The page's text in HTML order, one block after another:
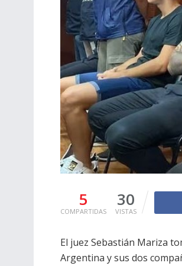
5
COMPARTIDAS
30
VISTAS
El juez Sebastián Mariza
Argentina y sus dos